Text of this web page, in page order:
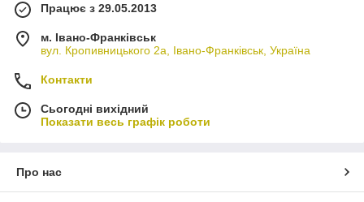
Працює з 29.05.2013
м. Івано-Франківськ
вул. Кропивницького 2а, Івано-Франківськ, Україна
Контакти
Сьогодні вихідний
Показати весь графік роботи
Про нас